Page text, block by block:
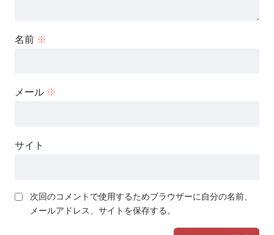
名前 ※
メール ※
サイト
次回のコメントで使用するためブラウザーに自分の名前、
メールアドレス、サイトを保存する。